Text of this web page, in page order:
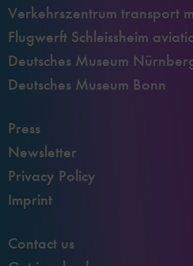
Verkehrszentrum transport
Flugwerft Schleissheim
Deutsches Museum
Deutsches Museum Bonn
Press
Newsletter
Privacy Policy
Imprint
Contact us